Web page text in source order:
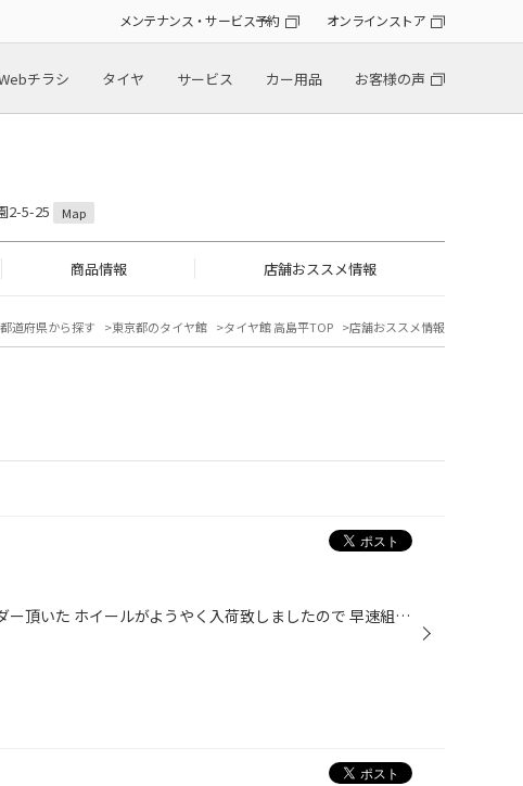
メンテナンス・サービス予約 オンラインストア
チラシ タイヤ サービス カー用品 お客様の声
2-5-25 Map
商品情報 店舗おススメ情報
都道府県から探す 東京都のタイヤ館 タイヤ館 高島平TOP 店舗おススメ情報
本日は！ 去年の10月頃オーダー頂いた ホイールがようやく入荷致しましたので 早速組込です！ ご注文頂いたホイールは RAYS TE37 SONIC SL タイヤはポテンザ アドレナリン RE004 サイズは165/55R15 センターキャップレスでグラム単位で軽量化し 早く走る為に生まれてきたホイールです。 取り付けは...